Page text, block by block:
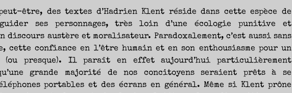
être, des textes d’Hadrien Klent réside dans cette espèce de
ses personnages, très loin d’une écologie punitive et
austère et moralisateur. Paradoxalement, c’est aussi sans
confiance en l’être humain et en son enthousiasme pour un
(ou presque). Il paraît en effet aujourd’hui particulièrement
grande majorité de nos concitoyens seraient prêts à se
portables et des écrans en général. Même si Klent prône